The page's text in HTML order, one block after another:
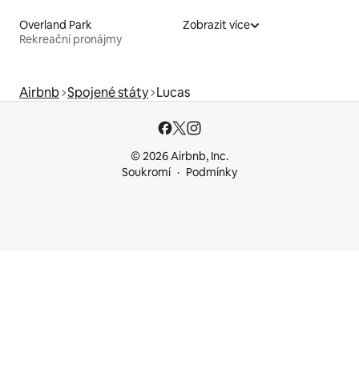
Overland Park
Rekreační pronájmy
Zobrazit více
Airbnb Spojené státy Lucas
© 2026 Airbnb, Inc.
Soukromí
Podmínky